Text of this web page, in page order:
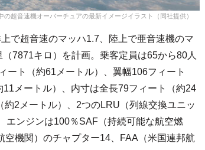
超音速機オーバーチュアの最新イメージイラスト（同社提供）
で超音速のマッハ1.7、陸上で亜音速機のマ
7871キロ）を計画。乗客定員は65から80人
ート（約61メートル）、翼幅106フィート
11メートル）、内寸は全長79フィート（約24
2メートル）、2つのLRU（列線交換ユニッ
エンジンは100％SAF（持続可能な航空燃
機関）のチャプター14、FAA（米国連邦航